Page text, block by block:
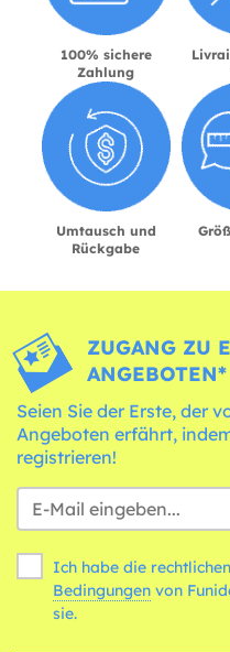
100% sichere
Zahlung
Umtausch und
Rückgabe
ZUGANG ZU
ANGEBOTEN*
Seien Sie der Erste, der
Angeboten erfährt,
registrieren!
Ich habe die
Bedingungen
sie.